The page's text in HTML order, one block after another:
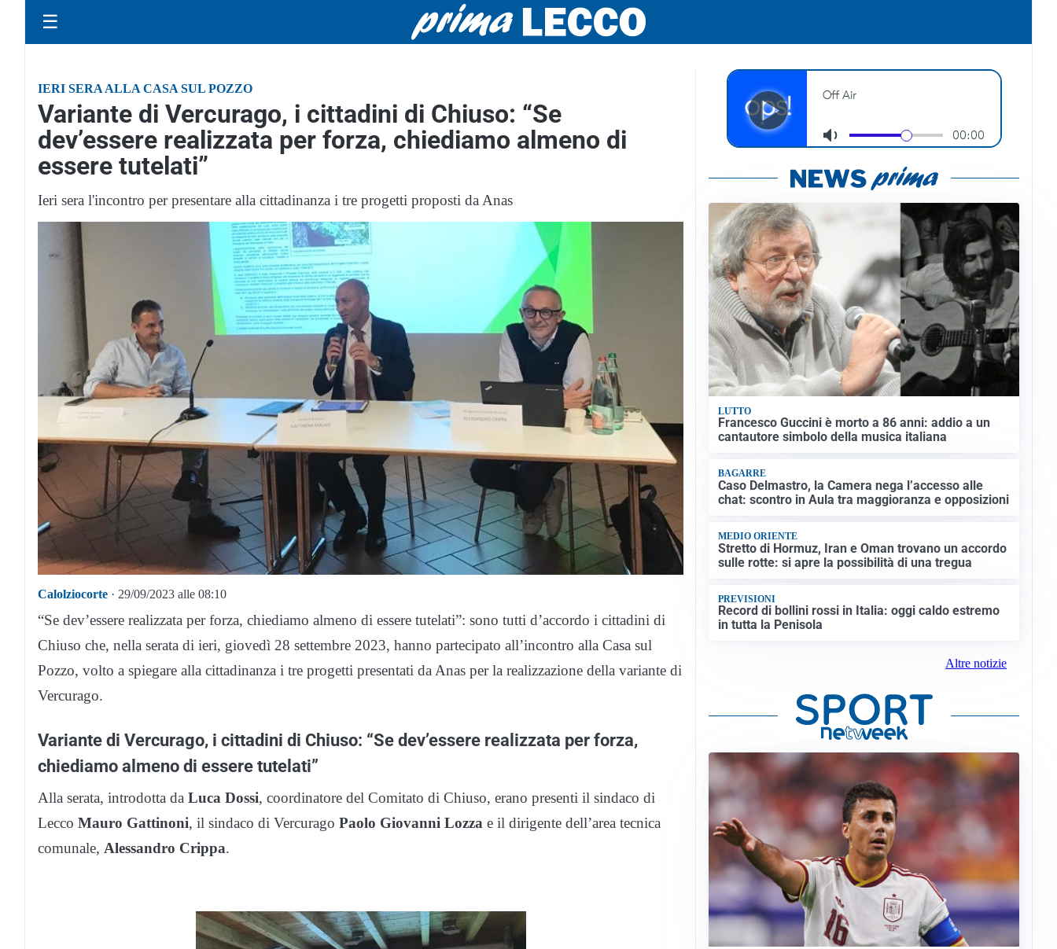
☰
IERI SERA ALLA CASA SUL POZZO
Variante di Vercurago, i cittadini di Chiuso: “Se
dev’essere realizzata per forza, chiediamo almeno di
essere tutelati”
Ieri sera l'incontro per presentare alla cittadinanza i tre progetti proposti da Anas
Calolziocorte · 29/09/2023 alle 08:10
“Se dev’essere realizzata per forza, chiediamo almeno di essere tutelati”: sono tutti d’accordo i cittadini di
Chiuso che, nella serata di ieri, giovedì 28 settembre 2023, hanno partecipato all’incontro alla Casa sul
Pozzo, volto a spiegare alla cittadinanza i tre progetti presentati da Anas per la realizzazione della variante di
Vercurago.
Variante di Vercurago, i cittadini di Chiuso: “Se dev’essere realizzata per forza,
chiediamo almeno di essere tutelati”
Alla serata, introdotta da Luca Dossi, coordinatore del Comitato di Chiuso, erano presenti il sindaco di
Lecco Mauro Gattinoni, il sindaco di Vercurago Paolo Giovanni Lozza e il dirigente dell’area tecnica
comunale, Alessandro Crippa.
LUTTO
Francesco Guccini è morto a 86 anni: addio a un
cantautore simbolo della musica italiana
BAGARRE
Caso Delmastro, la Camera nega l’accesso alle
chat: scontro in Aula tra maggioranza e opposizioni
MEDIO ORIENTE
Stretto di Hormuz, Iran e Oman trovano un accordo
sulle rotte: si apre la possibilità di una tregua
PREVISIONI
Record di bollini rossi in Italia: oggi caldo estremo
in tutta la Penisola
Altre notizie